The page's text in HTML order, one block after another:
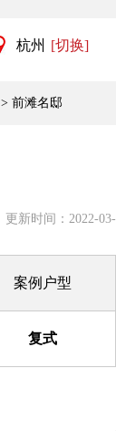
杭州 [切换]
宁波
> 前滩名邸
更新时间：2022-
案例户型
复式